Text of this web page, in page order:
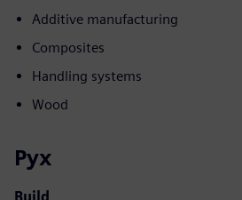
Additive manufacturing
Composites
Handling systems
Wood
Рух